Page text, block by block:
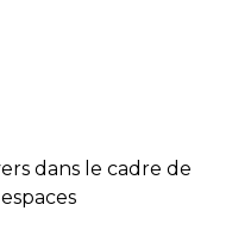
dans le cadre de